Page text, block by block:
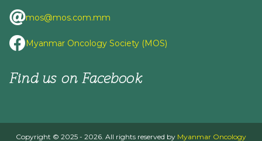
mos@mos.com.mm
Myanmar Oncology Society (MOS)
Find us on Facebook
Copyright © 2025 - 2026. All rights reserved by Myanmar Oncology